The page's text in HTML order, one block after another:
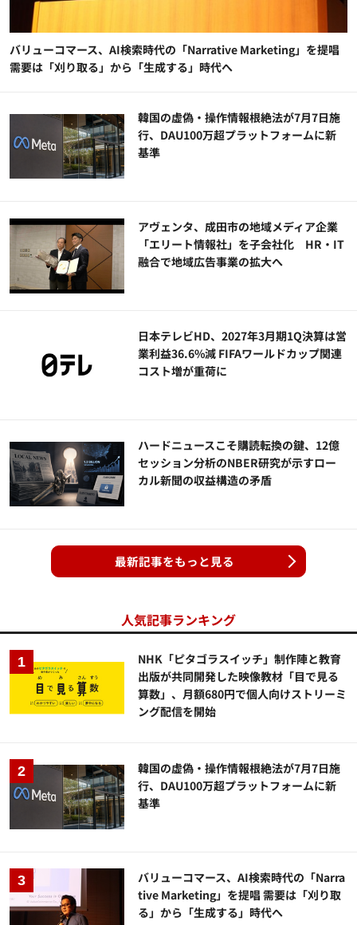
バリューコマース、AI検索時代の「Narrative Marketing」を提唱
需要は「刈り取る」から「生成する」時代へ
韓国の虚偽・操作情報根絶法が7月7日施
行、DAU100万超プラットフォームに新
基準
アヴェンタ、成田市の地域メディア企業
「エリート情報社」を子会社化 HR・IT
融合で地域広告事業の拡大へ
日本テレビHD、2027年3月期1Q決算は営
業利益36.6%減 FIFAワールドカップ関連
コスト増が重荷に
ハードニュースこそ購読転換の鍵、12億
セッション分析のNBER研究が示すロー
カル新聞の収益構造の矛盾
最新記事をもっと見る
人気記事ランキング
NHK「ピタゴラスイッチ」制作陣と教育
出版が共同開発した映像教材「目で見る
算数」、月額680円で個人向けストリーミ
ング配信を開始
韓国の虚偽・操作情報根絶法が7月7日施
行、DAU100万超プラットフォームに新
基準
バリューコマース、AI検索時代の「Narra
tive Marketing」を提唱 需要は「刈り取
る」から「生成する」時代へ